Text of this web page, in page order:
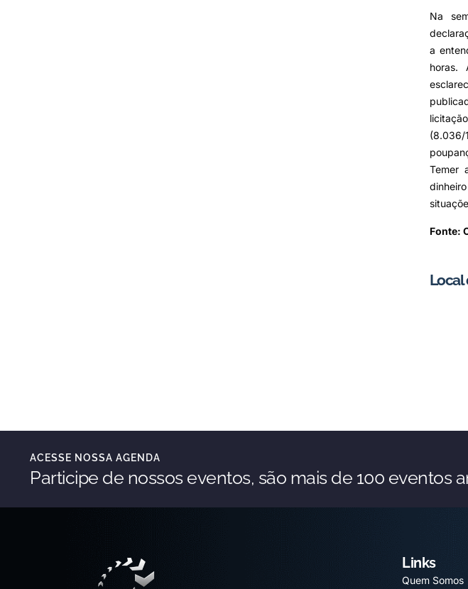
Na
a
horas.
(8.036/
Temer
Fonte:
Local
ACESSE NOSSA AGENDA
Participe de nossos eventos, são mais de 100 eventos
Links
Quem Somos